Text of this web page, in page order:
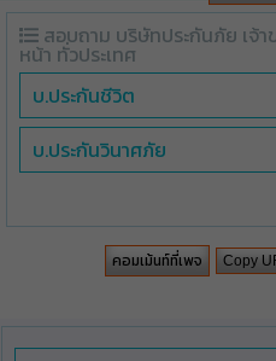
สอบถาม บริษัทประกันภัย เ
หน้า ทั่วประเทศ
บ.ประกันชีวิต
บ.ประกันวินาศภัย
คอมเม้นท์ที่เพจ Copy